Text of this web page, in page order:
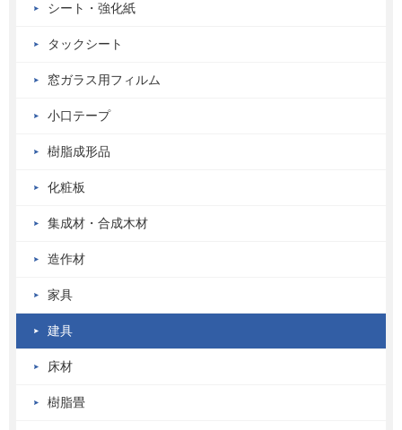
シート・強化紙
タックシート
窓ガラス用フィルム
小口テープ
樹脂成形品
化粧板
集成材・合成木材
造作材
家具
建具
床材
樹脂畳